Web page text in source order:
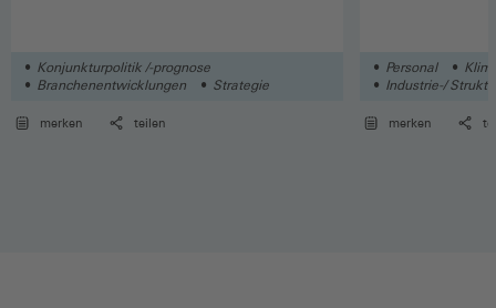
Konjunkturpolitik /-prognose
Branchenentwicklungen
Strategie
merken teilen
Personal
Industrie-/
merken